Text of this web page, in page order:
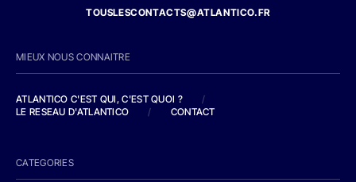
TOUSLESCONTACTS@ATLANTICO.FR
MIEUX NOUS CONNAITRE
ATLANTICO C'EST QUI, C'EST QUOI ?
/
LE RESEAU D'ATLANTICO
/ CONTACT
CATEGORIES